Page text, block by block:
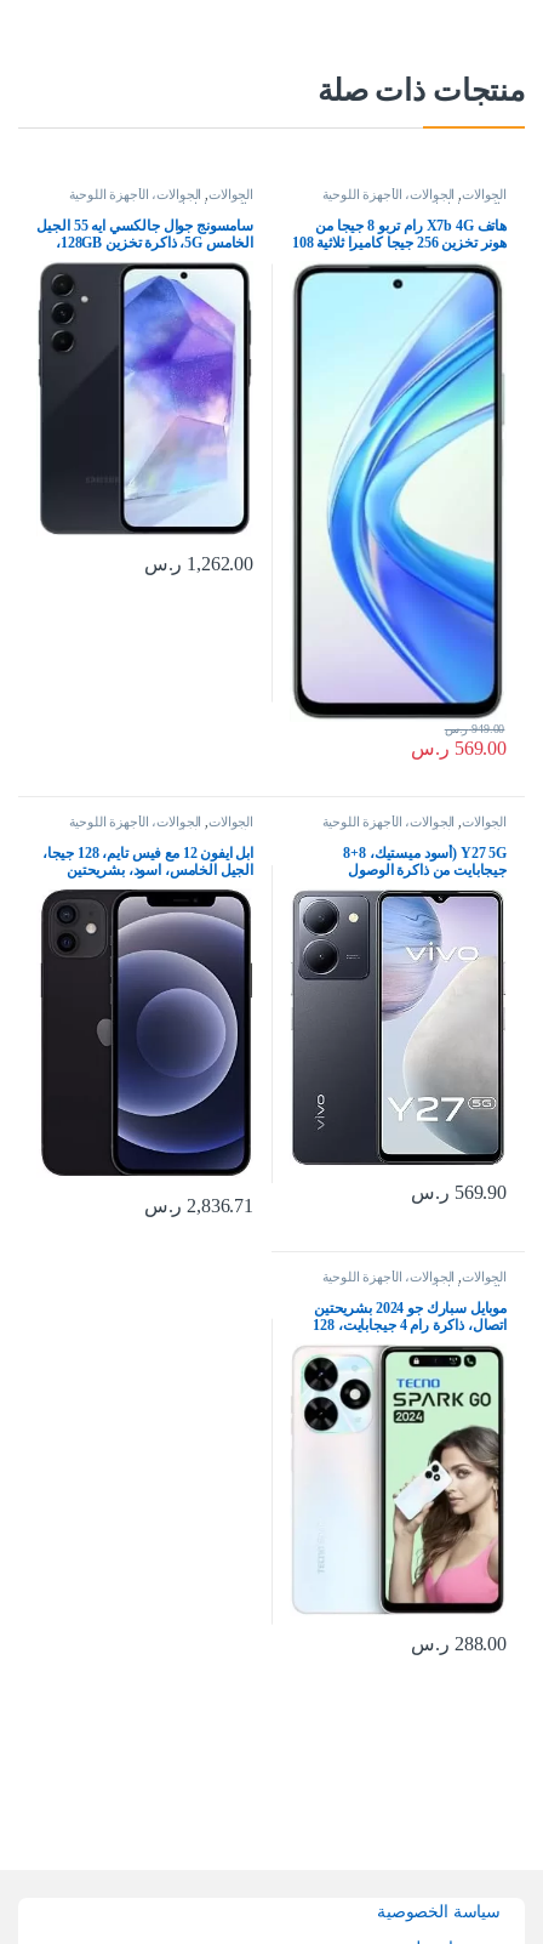
منتجات ذات صلة
الجوالات
الجوالات، الأجهزة اللوحية
وإكسسواراتها
هاتف X7b 4G رام تربو 8 جيجا من
هونر تخزين 256 جيجا كاميرا ثلاثية 108
ميجا، شاشة 6.8 بوصة 90 هرتز،
بطارية 6000 مللي أمبير شحن 35 واط
شرائح اتصال اندرويد 13 أخضر زمردي
569.00 ر.س
949.00 ر.س
الجوالات
الجوالات، الأجهزة اللوحية
وإكسسواراتها
سامسونج جوال جالكسي ايه 55 الجيل
الخامس 5G، ذاكرة تخزين 128GB،
ذاكرة RAM 8GB، هاتف ذكي بنظام
اندرويد، كحلي رائع (اصدار المملكة
العربية السعودية)
1,262.00 ر.س
الجوالات الجوالات، الأجهزة اللوحية
وإكسسواراتها
Y27 5G (أسود ميستيك، 8+8
جيجابايت من ذاكرة الوصول
العشوائي، 256 جيجابايت) FHD+
شاشة مثقوبة | كاميرا رئيسية بورتريه
بدقة 50 ميجابكسل | سيلفي 8
ميجابكسل | شاحن فلاش بقوة 44
وات، 5000 مللي أمبير | نفك
569.90 ر.س
الجوالات الجوالات، الأجهزة اللوحية
وإكسسواراتها
ابل ايفون 12 مع فيس تايم، 128 جيجا،
الجيل الخامس، اسود، بشريحتين
2,836.71 ر.س
الجوالات
الجوالات، الأجهزة اللوحية
وإكسسواراتها
موبايل سبارك جو 2024 بشريحتين
اتصال، ذاكرة رام 4 جيجابايت، 128
اصدار الشرق الاوسط، ابيض
288.00 ر.س
سياسة الخصوصية